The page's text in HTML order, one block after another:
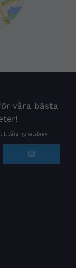
våra bästa
våra nyhetsbrev